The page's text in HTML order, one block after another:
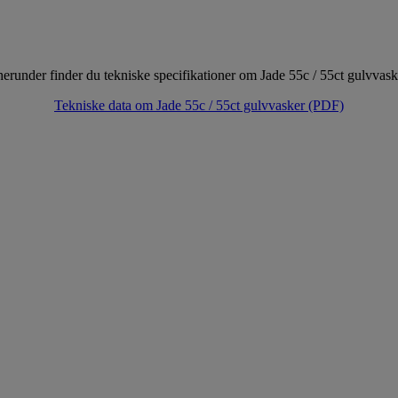
finder du tekniske specifikationer om Jade 55c / 55ct
Tekniske data om Jade 55c / 55ct gulvvasker (PDF)